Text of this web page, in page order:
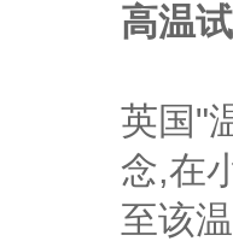
高温
英国"
念,在
至该